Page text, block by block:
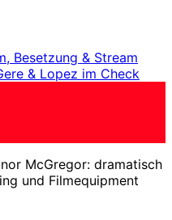
Besetzung & Stream
& Lopez im Check